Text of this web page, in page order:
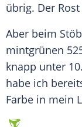
übrig. Der
Aber beim
mintgrünen
knapp unter
habe ich
Farbe in mein